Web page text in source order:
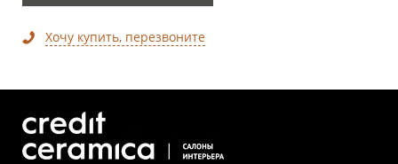
Хочу купить, перезвоните